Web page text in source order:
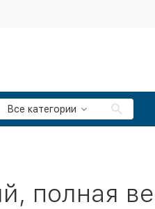
Все категории
полная